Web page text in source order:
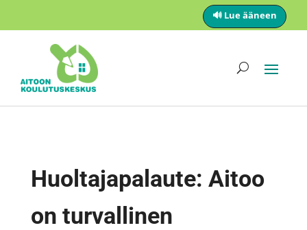
Huoltajapalaute: Aitoo
on turvallinen
🔊 Lue ääneen